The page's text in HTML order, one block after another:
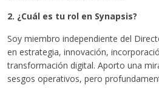
2. ¿Cuál es tu rol en Synapsis?
Soy miembro independiente del
en estrategia, innovación,
transformación digital. Aporto una
sesgos operativos, pero